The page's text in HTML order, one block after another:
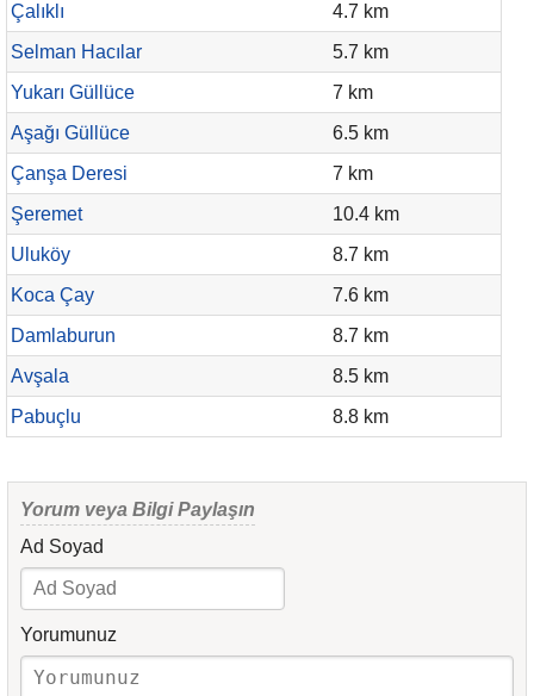
Çalıklı
4.7 km
Selman Hacılar
5.7 km
Yukarı Güllüce
7 km
Aşağı Güllüce
6.5 km
Çanşa Deresi
7 km
Şeremet
10.4 km
Uluköy
8.7 km
Koca Çay
7.6 km
Damlaburun
8.7 km
Avşala
8.5 km
Pabuçlu
8.8 km
Yorum veya Bilgi Paylaşın
Ad Soyad
Yorumunuz